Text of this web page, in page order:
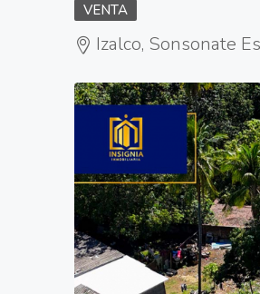
VENTA
Izalco, Sonsonate